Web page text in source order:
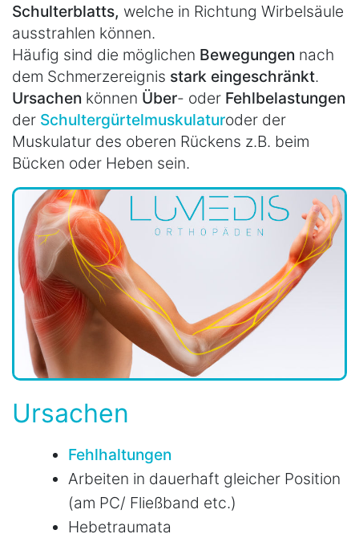
Schulterblatts, welche in Richtung Wirbelsäule
ausstrahlen können.
Häufig sind die möglichen Bewegungen nach
dem Schmerzereignis stark eingeschränkt.
Ursachen können Über- oder Fehlbelastungen
der Schultergürtelmuskulaturoder der
Muskulatur des oberen Rückens z.B. beim
Bücken oder Heben sein.
Ursachen
Fehlhaltungen
Arbeiten in dauerhaft gleicher Position
(am PC/ Fließband etc.)
Hebetraumata